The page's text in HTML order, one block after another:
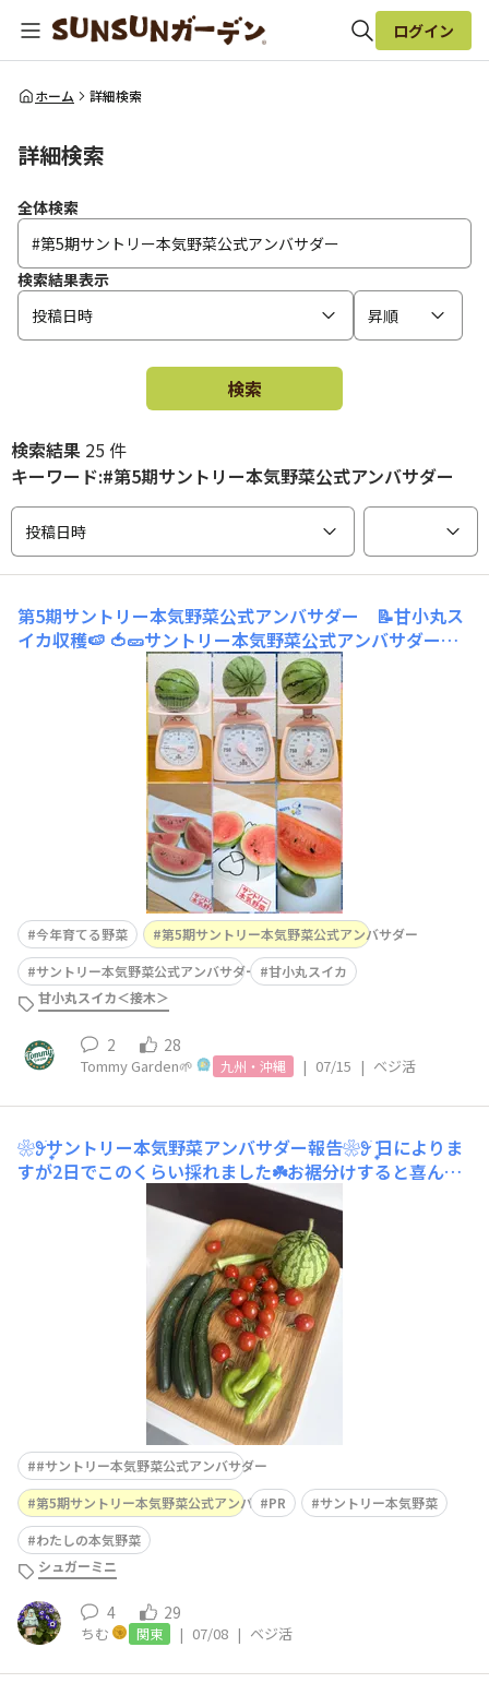
全体検索
ログイン
ホーム 詳細検索
詳細検索
全体検索
検索結果表示
投稿日時
昇順
検索
検索結果 25 件
キーワード:#第5期サントリー本気野菜公式アンバサダー
投稿日時
第5期サントリー本気野菜公式アンバサダー 📝甘小丸ス
イカ収穫🍉 🍅🥒サントリー本気野菜公式アンバサダー活
動報告🫑🍆 【プランター（ベランダ）コース】🌱甘小丸
スイカ5つ成ってるうちの3つを既に収穫、美味しく頂き
ました( ˘ω₍˘ )⁾⁾素人ながら、甘味も申し分ない普通のスイ
カのミニバージョンが育てられる手軽さは良いですね👍た
だ、やはりスイカは畑栽培の方がたくさん実
今年育てる野菜
第5期サントリー本気野菜公式アンバサダー
サントリー本気野菜公式アンバサダー
甘小丸スイカ
甘小丸スイカ＜接木＞
2 28
Tommy Garden🌱 九州・沖縄 | 07/15 | ベジ活
❀𖥨᩠ׄ݁サントリー本気野菜アンバサダー報告❀𖥨᩠ׄ݁日によりま
すが2日でこのくらい採れました☘️お裾分けすると喜んで
もらえます☺️さて、梅雨明けもきゅうりが採れる方法をY
ouTubeで見たのでやってみました。節なりプランターき
ゅうりは摘心なしで現在29本収穫できましたが、葉かき
をして脇芽を生長させるとまだ収穫できるようです🥒ジメ
ジメなこの時期に根回り
#サントリー本気野菜公式アンバサダー
第5期サントリー本気野菜公式アンバサダー
PR
サントリー本気野菜
わたしの本気野菜
シュガーミニ
4 29
ちむ 関東 | 07/08 | ベジ活